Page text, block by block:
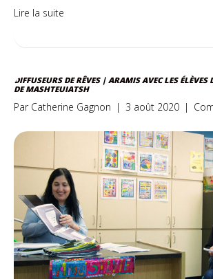
Lire la suite
DIFFUSEURS DE RÊVES | ARAMIS AVEC LES ÉLÈVES
DE MASHTEUIATSH
Par Catherine Gagnon | 3 août 2020 |